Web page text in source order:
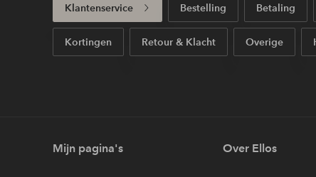
Klantenservice Bestelling Betaling
Kortingen Retour & Klacht Overige
Mijn pagina's Over Ellos